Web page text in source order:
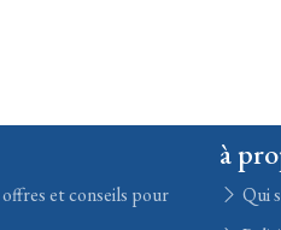
et conseils pour
à
Qui